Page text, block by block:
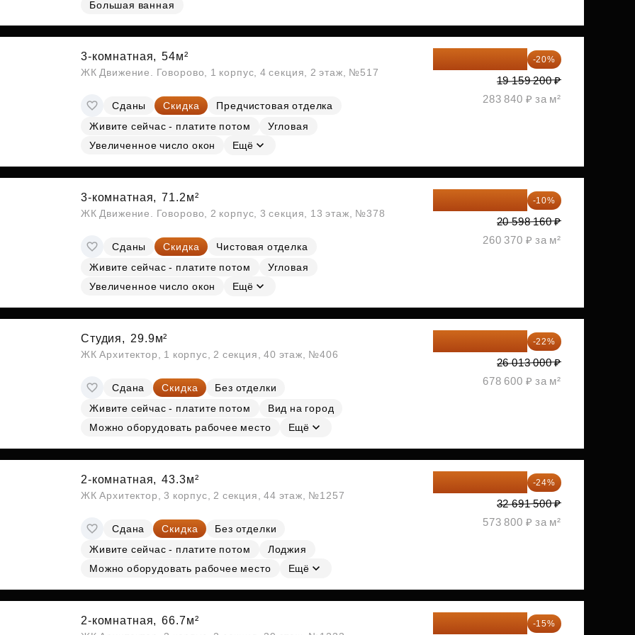
СубсидииБольшая ванная
3-комнатная, 54м²
ЖК Движение. Говорово, 1 корпус, 4 секция, 2 этаж, №517
Сданы Скидка
Предчистовая отделка
Живите сейчас - платите потом
Угловая
Увеличенное число окон
Ещё
-20%
19 159 200 ₽
283 840 ₽ за м²
3-комнатная, 71.2м²
ЖК Движение. Говорово, 2 корпус, 3 секция, 13 этаж, №378
Сданы Скидка
Чистовая отделка
Живите сейчас - платите потом
Угловая
Увеличенное число окон
Ещё
-10%
20 598 160 ₽
260 370 ₽ за м²
Студия, 29.9м²
ЖК Архитектор, 1 корпус, 2 секция, 40 этаж, №406
Сдана Скидка
Без отделки
Живите сейчас - платите потом
Вид на город
Можно оборудовать рабочее место
Ещё
-22%
26 013 000 ₽
678 600 ₽ за м²
2-комнатная, 43.3м²
ЖК Архитектор, 3 корпус, 2 секция, 44 этаж, №1257
Сдана Скидка
Без отделки
Живите сейчас - платите потом
Лоджия
Можно оборудовать рабочее место
Ещё
-24%
32 691 500 ₽
573 800 ₽ за м²
2-комнатная, 66.7м² -15%